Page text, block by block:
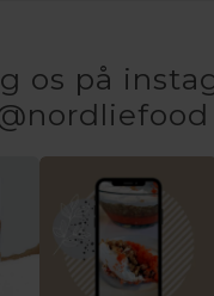
os på